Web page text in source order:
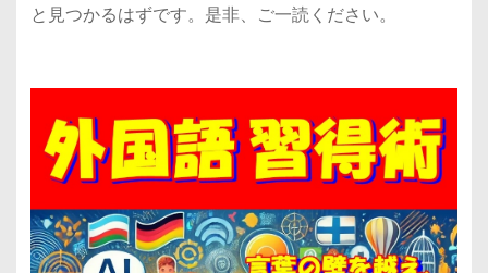
と見つかるはずです。是非、ご一読ください。